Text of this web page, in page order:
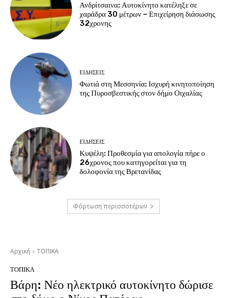
Ανδρίτσαινα: Αυτοκίνητο κατέληξε σε
χαράδρα 30 μέτρων – Επιχείρηση διάσωσης
32χρονης
ΕΙΔΗΣΕΙΣ
Φωτιά στη Μεσσηνία: Ισχυρή κινητοποίηση
της Πυροσβεστικής στον δήμο Οιχαλίας
ΕΙΔΗΣΕΙΣ
Κυψέλη: Προθεσμία για απολογία πήρε ο
26χρονος που κατηγορείται για τη
δολοφονία της Βρετανίδας
Φόρτωση περισσοτέρων